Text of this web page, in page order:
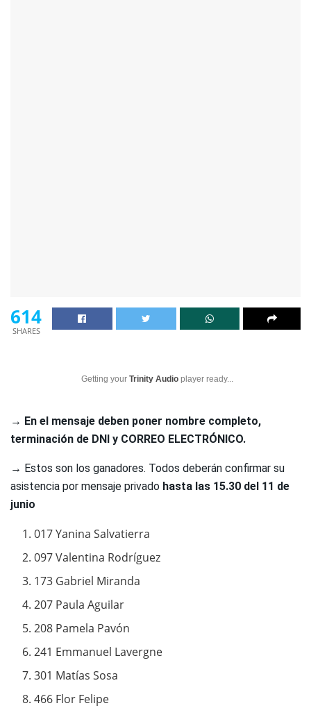
614
SHARES
Getting your Trinity Audio player ready...
→ En el mensaje deben poner nombre completo,
terminación de DNI y CORREO ELECTRÓNICO.
→ Estos son los ganadores. Todos deberán confirmar su
asistencia por mensaje privado hasta las 15.30 del 11 de
junio
017 Yanina Salvatierra
097 Valentina Rodríguez
173 Gabriel Miranda
207 Paula Aguilar
208 Pamela Pavón
241 Emmanuel Lavergne
301 Matías Sosa
466 Flor Felipe